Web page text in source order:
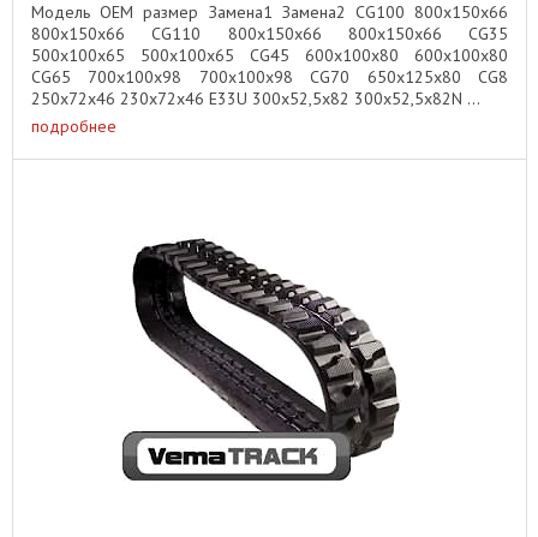
Модель OEM размер Замена1 Замена2 CG100 800x150x66
800x150x66 CG110 800x150x66 800x150x66 CG35
500x100x65 500x100x65 CG45 600x100x80 600x100x80
CG65 700x100x98 700x100x98 CG70 650x125x80 CG8
250x72x46 230x72x46 E33U 300x52,5x82 300x52,5x82N ...
подробнее